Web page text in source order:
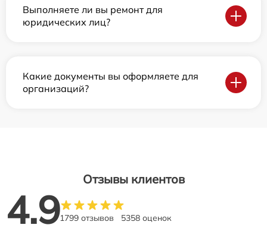
Выполняете ли вы ремонт для
юридических лиц?
Какие документы вы оформляете для
организаций?
Отзывы клиентов
4.91799 отзывов 5358 оценок